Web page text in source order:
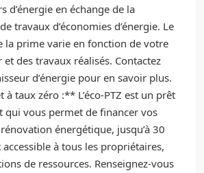
d’énergie en échange de la
travaux d’économies d’énergie. Le
la prime varie en fonction de votre
des travaux réalisés. Contactez
d’énergie pour en savoir plus.
à taux zéro :** L’éco-PTZ est un prêt
qui vous permet de financer vos
énergétique, jusqu’à 30
à tous les propriétaires,
de ressources. Renseignez-vous